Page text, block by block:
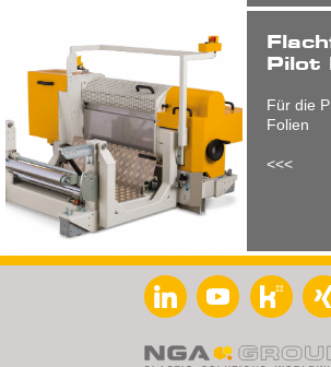
Pilot
Für die
Folien
<<<